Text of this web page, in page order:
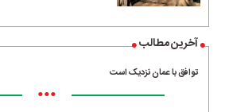
آخرین مطالب
توافق با عمان نزدیک است
•••